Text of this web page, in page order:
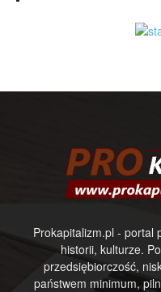
Prokapitalizm.pl - portal
historii, kulturze.
przedsiębiorczość,
państwem minimum,